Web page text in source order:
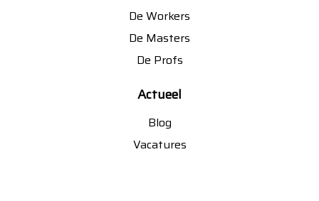
De Workers
De Masters
De Profs
Actueel
Blog
Vacatures